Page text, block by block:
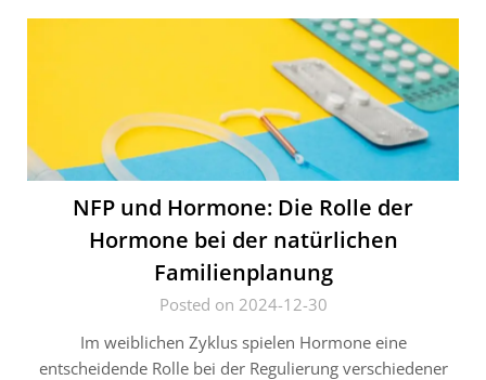
NFP und Hormone: Die Rolle der
Hormone bei der natürlichen
Familienplanung
Posted on 2024-12-30
Im weiblichen Zyklus spielen Hormone eine
entscheidende Rolle bei der Regulierung verschiedener